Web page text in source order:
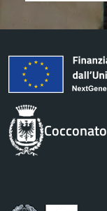
Cocconato